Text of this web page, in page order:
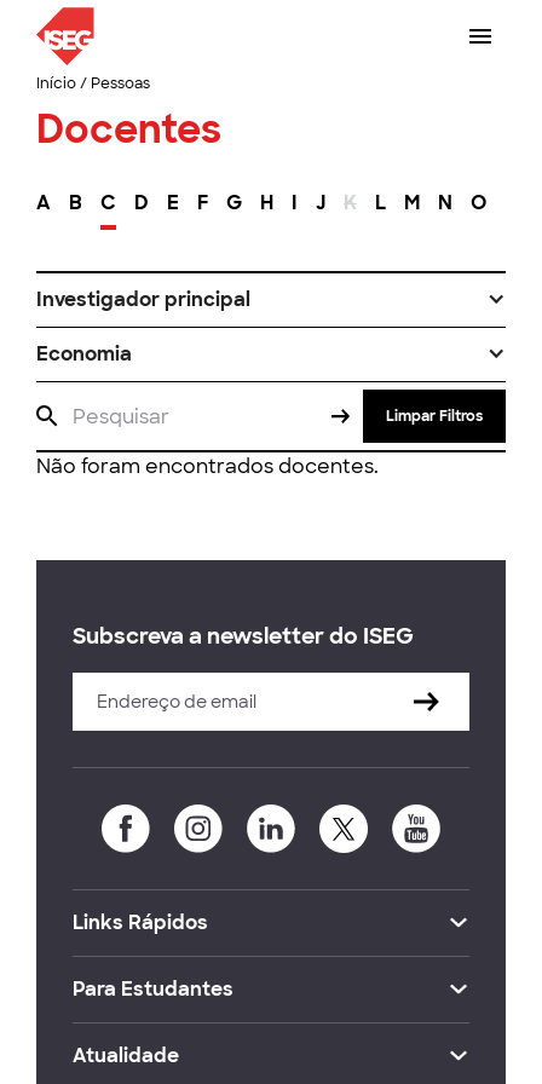
Início/ Pessoas
Docentes
A B C D E F G H I J K L M N O
Investigador principal
Economia
Limpar Filtros
Não foram encontrados docentes.
Subscreva a newsletter do ISEG
Links Rápidos
Para Estudantes
Atualidade